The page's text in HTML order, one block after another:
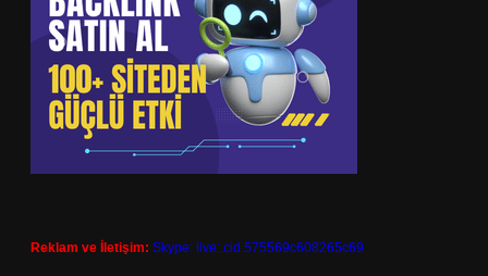
Reklam ve İletişim: Skype: live:.cid.575569c608265c69